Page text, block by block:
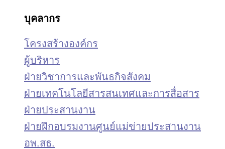
บุคลากร
โครงสร้างองค์กร
ผู้บริหาร
ฝ่ายวิชาการและพันธกิจสังคม
ฝ่ายเทคโนโลยีสารสนเทศและการสื่อสาร
ฝ่ายประสานงาน
ฝ่ายฝึกอบรมงานศูนย์แม่ข่ายประสานงาน
อพ.สธ.